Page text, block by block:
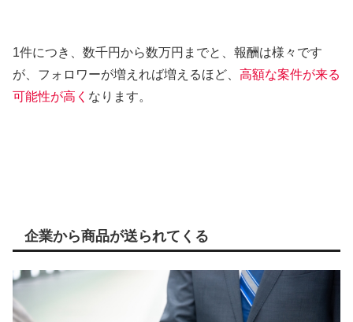
1件につき、数千円から数万円までと、報酬は様々です
が、フォロワーが増えれば増えるほど、 高額な案件が来る
可能性が高く なります。
企業から商品が送られてくる